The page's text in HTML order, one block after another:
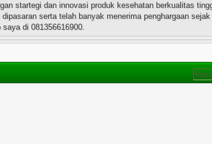
startegi dan innovasi produk kesehatan berkualitas
serta telah banyak menerima penghargaan
saya di 081356616900.